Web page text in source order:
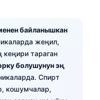
байланышкан
жеңил,
тараган
болушунун эң
Спирт
кошумчалар,